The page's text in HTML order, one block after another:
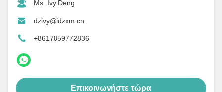
Ms. Ivy Deng
dzivy@idzxm.cn
+8617859772836
Επικοινωνήστε τώρα